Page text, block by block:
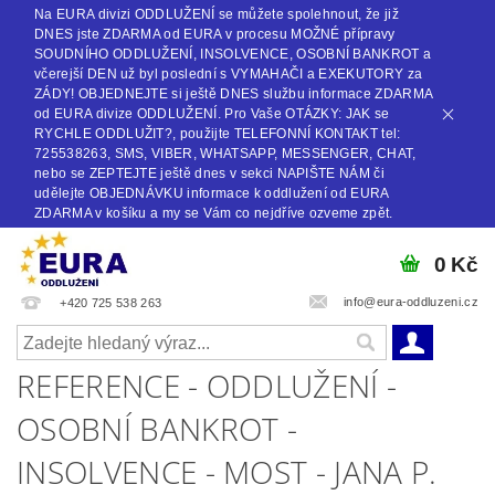
Na EURA divizi ODDLUŽENÍ se můžete spolehnout, že již
DNES jste ZDARMA od EURA v procesu MOŽNÉ přípravy
SOUDNÍHO ODDLUŽENÍ, INSOLVENCE, OSOBNÍ BANKROT a
včerejší DEN už byl poslední s VYMAHAČI a EXEKUTORY za
ZÁDY! OBJEDNEJTE si ještě DNES službu informace ZDARMA
od EURA divize ODDLUŽENÍ. Pro Vaše OTÁZKY: JAK se
RYCHLE ODDLUŽIT?, použijte TELEFONNÍ KONTAKT tel:
725538263, SMS, VIBER, WHATSAPP, MESSENGER, CHAT,
nebo se ZEPTEJTE ještě dnes v sekci NAPIŠTE NÁM či
udělejte OBJEDNÁVKU informace k oddlužení od EURA
ZDARMA v košíku a my se Vám co nejdříve ozveme zpět.
+420 725 538 263 info@eura-oddluzeni.cz
0 Kč
REFERENCE - ODDLUŽENÍ -
OSOBNÍ BANKROT -
INSOLVENCE - MOST - JANA P.